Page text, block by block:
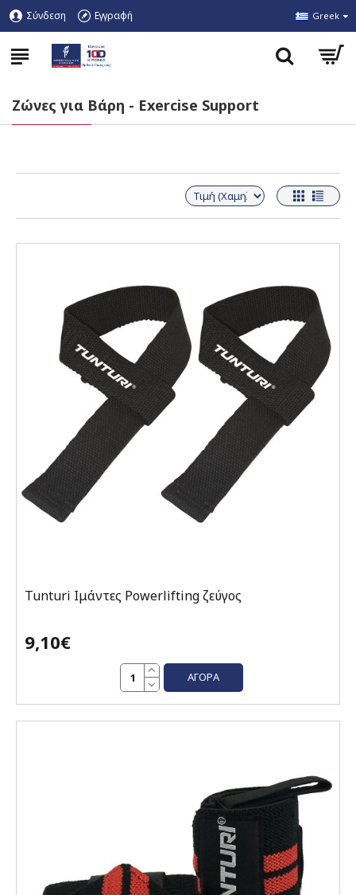
Σύνδεση Εγγραφή Greek
Ζώνες για Βάρη - Exercise Support
Tunturi Ιμάντες Powerlifting ζεύγος
9,10€
ΑΓΟΡΆ